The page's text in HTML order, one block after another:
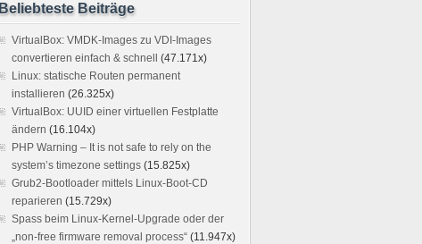
Beliebteste Beiträge
VirtualBox: VMDK-Images zu VDI-Images
convertieren einfach & schnell
(47.171x)
Linux: statische Routen permanent
installieren (26.325x)
VirtualBox: UUID einer virtuellen Festplatte
ändern (16.104x)
PHP Warning – It is not safe to rely on the
system’s timezone settings (15.825x)
Grub2-Bootloader mittels Linux-Boot-CD
reparieren (15.729x)
Spass beim Linux-Kernel-Upgrade oder der
„non-free firmware removal process“ (11.947x)